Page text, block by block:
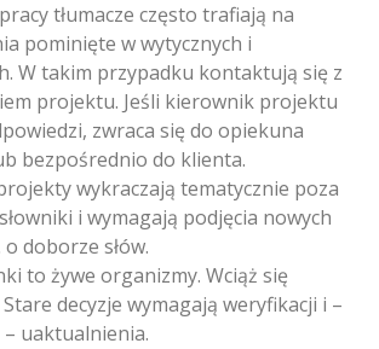
tłumacze często trafiają na
pominięte w wytycznych i
W takim przypadku kontaktują się z
projektu. Jeśli kierownik projektu
zwraca się do opiekuna
bezpośrednio do klienta.
wykraczają tematycznie poza
i wymagają podjęcia nowych
doborze słów.
to żywe organizmy. Wciąż się
decyzje wymagają weryfikacji i –
uaktualnienia.